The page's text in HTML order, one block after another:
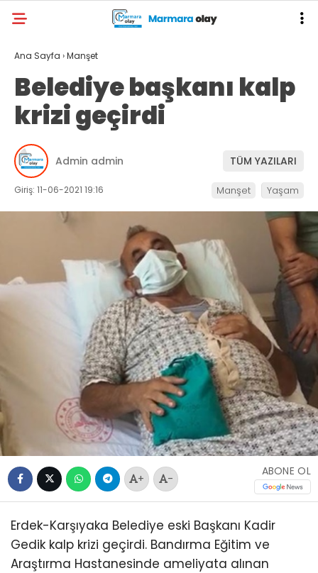
Ana Sayfa ›Manşet
Belediye başkanı kalp
krizi geçirdi
Admin admin TÜM YAZILARI
Giriş: 11-06-2021 19:16 Manşet Yaşam
+ -
ABONE OL
Erdek-Karşıyaka Belediye eski Başkanı Kadir
Gedik kalp krizi geçirdi. Bandırma Eğitim ve
Araştırma Hastanesinde ameliyata alınan